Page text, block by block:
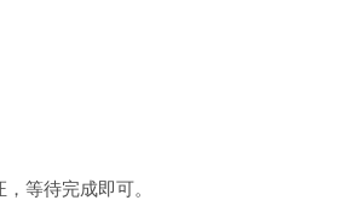
等待完成即可。